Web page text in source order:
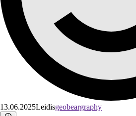
13.06.2025Leidisgeobeargraphy